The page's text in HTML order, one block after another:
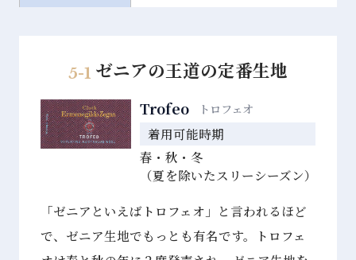
5-1 ゼニアの王道の定番生地
Trofeo トロフェオ
着用可能時期
春・秋・冬
（夏を除いたスリーシーズン）
「ゼニアといえばトロフェオ」と言われるほど
で、ゼニア生地でもっとも有名です。トロフェ